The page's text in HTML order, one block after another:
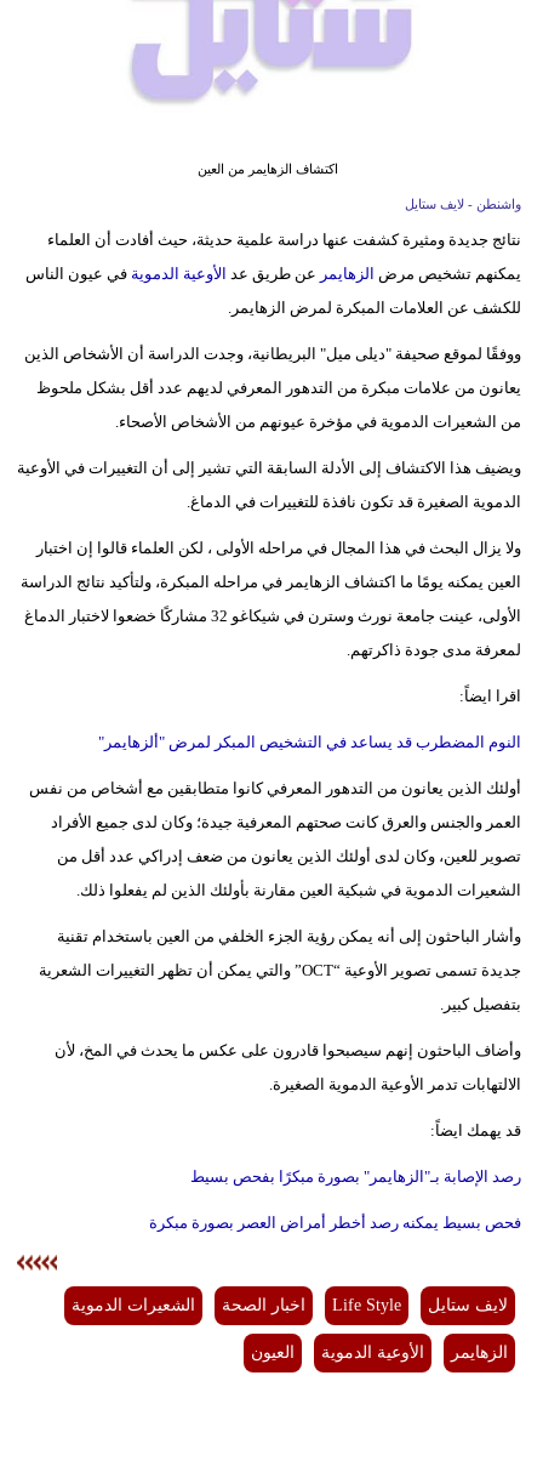
اكتشاف الزهايمر من العين
واشنطن - لايف ستايل
نتائج جديدة ومثيرة كشفت عنها دراسة علمية حديثة، حيث أفادت أن العلماء
يمكنهم تشخيص مرض الزهايمر عن طريق عد الأوعية الدموية في عيون الناس
للكشف عن العلامات المبكرة لمرض الزهايمر.
ووفقًا لموقع صحيفة "ديلى ميل" البريطانية، وجدت الدراسة أن الأشخاص الذين
يعانون من علامات مبكرة من التدهور المعرفي لديهم عدد أقل بشكل ملحوظ
من الشعيرات الدموية في مؤخرة عيونهم من الأشخاص الأصحاء.
ويضيف هذا الاكتشاف إلى الأدلة السابقة التي تشير إلى أن التغييرات في الأوعية
الدموية الصغيرة قد تكون نافذة للتغييرات في الدماغ.
ولا يزال البحث في هذا المجال في مراحله الأولى ، لكن العلماء قالوا إن اختبار
العين يمكنه يومًا ما اكتشاف الزهايمر في مراحله المبكرة، ولتأكيد نتائج الدراسة
الأولى، عينت جامعة نورث وسترن في شيكاغو 32 مشاركًا خضعوا لاختبار الدماغ
لمعرفة مدى جودة ذاكرتهم.
اقرا ايضاً:
النوم المضطرب قد يساعد في التشخيص المبكر لمرض "ألزهايمر"
أولئك الذين يعانون من التدهور المعرفي كانوا متطابقين مع أشخاص من نفس
العمر والجنس والعرق كانت صحتهم المعرفية جيدة؛ وكان لدى جميع الأفراد
تصوير للعين، وكان لدى أولئك الذين يعانون من ضعف إدراكي عدد أقل من
الشعيرات الدموية في شبكية العين مقارنة بأولئك الذين لم يفعلوا ذلك.
وأشار الباحثون إلى أنه يمكن رؤية الجزء الخلفي من العين باستخدام تقنية
جديدة تسمى تصوير الأوعية “OCT” والتي يمكن أن تظهر التغييرات الشعرية
بتفصيل كبير.
وأضاف الباحثون إنهم سيصبحوا قادرون على عكس ما يحدث في المخ، لأن
الالتهابات تدمر الأوعية الدموية الصغيرة.
قد يهمك ايضاً:
رصد الإصابة بـ"الزهايمر" بصورة مبكرًا بفحص بسيط
فحص بسيط يمكنه رصد أخطر أمراض العصر بصورة مبكرة
لايف ستايل Life Style اخبار الصحة الشعيرات الدموية
الزهايمر الأوعية الدموية العيون